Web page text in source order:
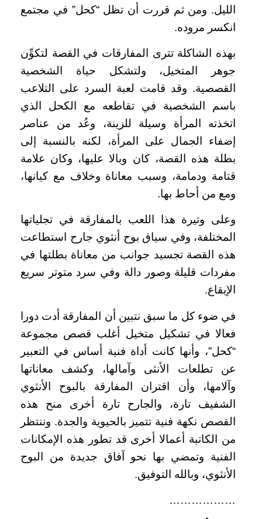
الليل. ومن ثم قررت أن تظل “كحل” في مجتمع
انكسر مروده.
بهذه الشاكلة تترى المفارقات في القصة لتكوِّن
جوهر المتخيل، ولتشكل حياة الشخصية
القصصية. وقد قامت لعبة السرد على التلاعب
باسم الشخصية في تقاطعه مع الكحل الذي
اتخذته المرأة وسيلة للزينة، وعُد من عناصر
إضفاء الجمال على المرأة، لكنه بالنسبة إلى
بطلة هذه القصة، كان وبالا عليها، وكان علامة
قتامة ودمامة، وسبب معاناة وخلاف مع كيانها،
ومع من أحاط بها.
وعلى وتيرة هذا اللعب بالمفارقة في تجلياتها
المختلفة، وفي سياق بوح أنثوي جارح استطاعت
هذه القصة تجسيد جوانب من معاناة بطلتها في
مفردات قليلة وصور دالة وفي سرد متوتر سريع
الإيقاع.
في ضوء كل ما سبق نتبين أن المفارقة أدت دورا
فعالا في تشكيل متخيل أغلب قصص مجموعة
“كحل”، وأنها كانت أداة فنية أساس في التعبير
عن تطلعات الأنثى وآمالها، وكشف معاناتها
وآلامها، وأن اقتران المفارقة بالبوح الأنثوي
الشفيف تارة، والجارح تارة أخرى منح هذه
القصص نكهة فنية تتميز بالحيوية والجدة. وننتظر
من الكاتبة أعمالا أخرى قد تطور هذه الإمكانات
الفنية وتمضي بها نحو آفاق جديدة من البوح
الأنثوي، وبالله التوفيق.
………………